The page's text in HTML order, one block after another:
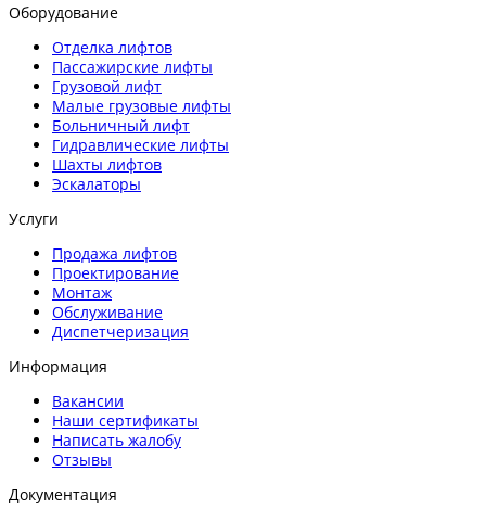
Оборудование
Отделка лифтов
Пассажирские лифты
Грузовой лифт
Малые грузовые лифты
Больничный лифт
Гидравлические лифты
Шахты лифтов
Эскалаторы
Услуги
Продажа лифтов
Проектирование
Монтаж
Обслуживание
Диспетчеризация
Информация
Вакансии
Наши сертификаты
Написать жалобу
Отзывы
Документация